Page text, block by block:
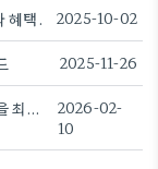
혜택. 2025-10-02
2025-11-26
전세자금대출의 금리 이해와 전략으로 자금 계획을 최적화
2026-02-
10